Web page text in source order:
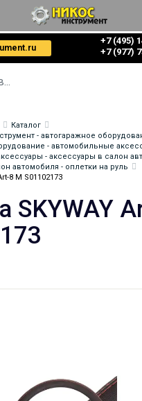
+7 (495)
‎‎+7 (977)
Каталог
- автогаражное
- автомобильные
- аксессуары в салон
автомобиля - оплетки на руль
8 M S01102173
SKYWAY